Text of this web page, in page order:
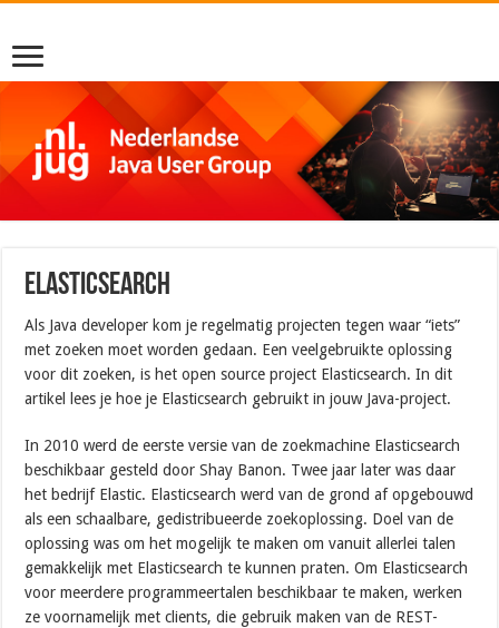
Elasticsearch
Als Java developer kom je regelmatig projecten tegen waar “iets”
met zoeken moet worden gedaan. Een veelgebruikte oplossing
voor dit zoeken, is het open source project Elasticsearch. In dit
artikel lees je hoe je Elasticsearch gebruikt in jouw Java-project.
In 2010 werd de eerste versie van de zoekmachine Elasticsearch
beschikbaar gesteld door Shay Banon. Twee jaar later was daar
het bedrijf Elastic. Elasticsearch werd van de grond af opgebouwd
als een schaalbare, gedistribueerde zoekoplossing. Doel van de
oplossing was om het mogelijk te maken om vanuit allerlei talen
gemakkelijk met Elasticsearch te kunnen praten. Om Elasticsearch
voor meerdere programmeertalen beschikbaar te maken, werken
ze voornamelijk met clients, die gebruik maken van de REST-